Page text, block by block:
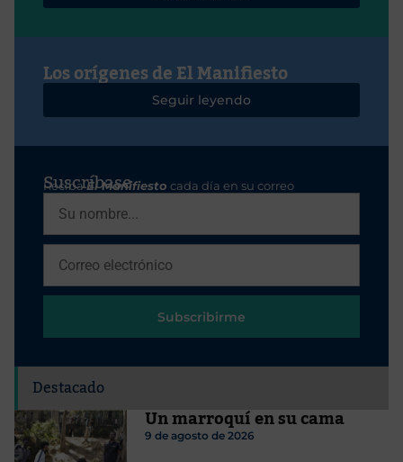
Los orígenes de El Manifiesto
Seguir leyendo
Suscríbase
RecibaEl Manifiesto cada día en su correo
Subscribirme
Destacado
Un marroquí en su cama
9 de agosto de 2026